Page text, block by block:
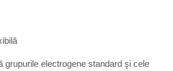
grupurile electrogene standard şi cele